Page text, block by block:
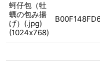
蚵仔包（牡
蠣の包み揚
げ）(.jpg)
(1024x768)